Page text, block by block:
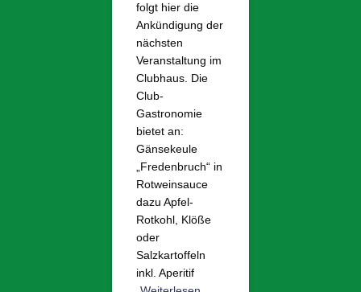
folgt hier die
Ankündigung der
nächsten
Veranstaltung im
Clubhaus. Die
Club-
Gastronomie
bietet an:
Gänsekeule
„Fredenbruch“ in
Rotweinsauce
dazu Apfel-
Rotkohl, Klöße
oder
Salzkartoffeln
inkl. Aperitif